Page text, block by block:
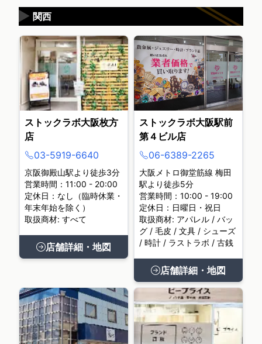
関西
▶
ストックラボ大阪枚方
店
03-5919-6640
京阪御殿山駅より徒歩3分
営業時間：11:00 - 20:00
定休日：なし（臨時休業・
年末年始を除く）
取扱商材: すべて
店舗詳細・地図
ストックラボ大阪駅前
第４ビル店
06-6389-2265
大阪メトロ御堂筋線 梅田
駅より徒歩5分
営業時間：10:00 - 19:00
定休日：日曜日・祝日
取扱商材: アパレル / バッ
グ / 毛皮 / 文具 / シューズ
/ 時計 / ラストラボ / 古銭
店舗詳細・地図